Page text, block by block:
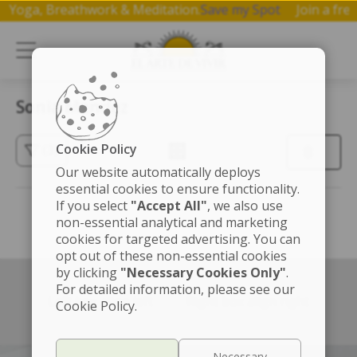
Yoga, Breathwork & Meditation.Save my Spot Join a
Sonia Mendez
(3)
Left box align left Right box align right
Cookie Policy
Our website automatically deploys
essential cookies to ensure functionality.
If you select "Accept All", we also use
non-essential analytical and marketing
cookies for targeted advertising. You can
opt out of these non-essential cookies
by clicking "Necessary Cookies Only".
For detailed information, please see our
Cookie Policy.